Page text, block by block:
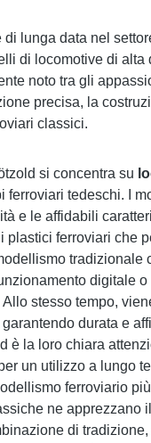
di lunga data nel
di locomotive di
noto tra gli
precisa, la
classici.
si concentra su
ferroviari tedeschi. I
e le affidabili
plastici ferroviari che
tradizionale
digitale
stesso tempo,
durata e
è la loro chiara
un utilizzo a lungo
ferroviario
ne
di